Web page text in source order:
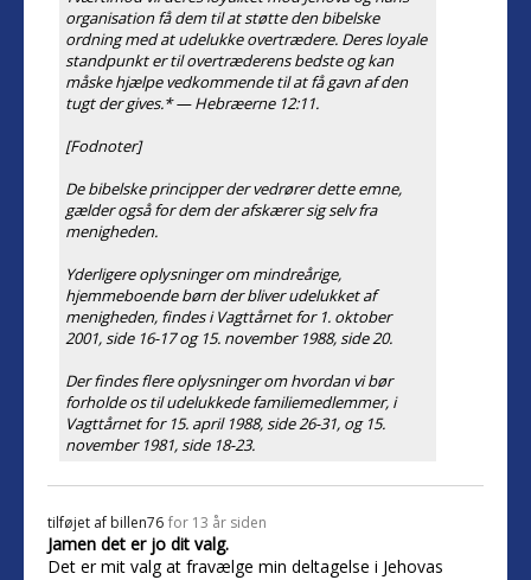
organisation få dem til at støtte den bibelske
ordning med at udelukke overtrædere. Deres loyale
standpunkt er til overtræderens bedste og kan
måske hjælpe vedkommende til at få gavn af den
tugt der gives.* — Hebræerne 12:11.
[Fodnoter]
De bibelske principper der vedrører dette emne,
gælder også for dem der afskærer sig selv fra
menigheden.
Yderligere oplysninger om mindreårige,
hjemmeboende børn der bliver udelukket af
menigheden, findes i Vagttårnet for 1. oktober
2001, side 16-17 og 15. november 1988, side 20.
Der findes flere oplysninger om hvordan vi bør
forholde os til udelukkede familiemedlemmer, i
Vagttårnet for 15. april 1988, side 26-31, og 15.
november 1981, side 18-23.
tilføjet af billen76 for 13 år siden
Jamen det er jo dit valg.
Det er mit valg at fravælge min deltagelse i Jehovas